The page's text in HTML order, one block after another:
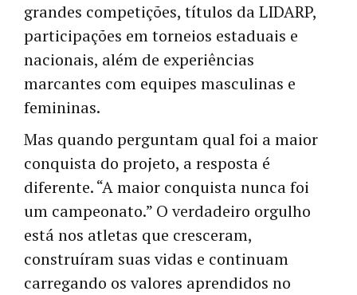
grandes competições, títulos da LIDARP,
participações em torneios estaduais e
nacionais, além de experiências
marcantes com equipes masculinas e
femininas.
Mas quando perguntam qual foi a maior
conquista do projeto, a resposta é
diferente. “A maior conquista nunca foi
um campeonato.” O verdadeiro orgulho
está nos atletas que cresceram,
construíram suas vidas e continuam
carregando os valores aprendidos no